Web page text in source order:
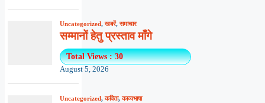
Uncategorized,खबरें,समाचार
सम्मानों हेतु प्रस्ताव माँगे
Total Views : 30
August 5, 2026
Uncategorized,कविता,काव्यभाषा